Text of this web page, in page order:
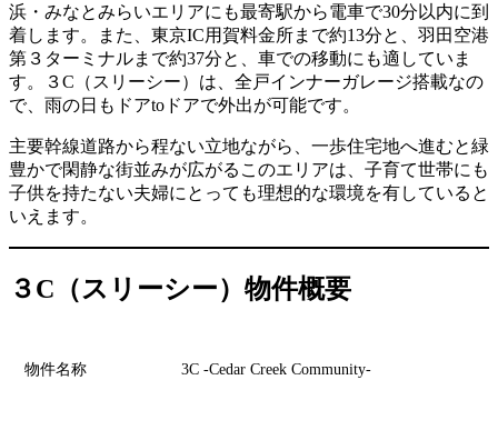
浜・みなとみらいエリアにも最寄駅から電車で30分以内に到
着します。また、東京IC用賀料金所まで約13分と、羽田空港
第３ターミナルまで約37分と、車での移動にも適していま
す。３C（スリーシー）は、全戸インナーガレージ搭載なの
で、雨の日もドアtoドアで外出が可能です。
主要幹線道路から程ない立地ながら、一歩住宅地へ進むと緑
豊かで閑静な街並みが広がるこのエリアは、子育て世帯にも
子供を持たない夫婦にとっても理想的な環境を有していると
いえます。
３C（スリーシー）物件概要
物件名称 3C -Cedar Creek Community-